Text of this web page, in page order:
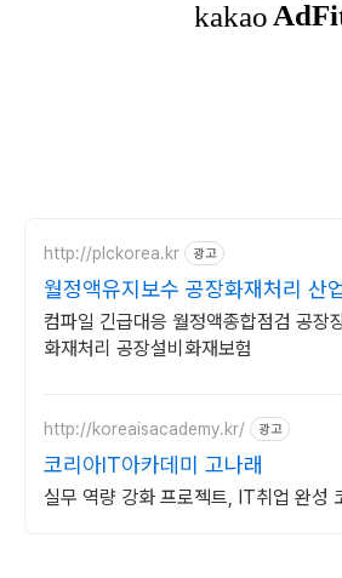
http://plckorea.kr 광고
월정액유지보수 공장화재처리 산
동화 장비판매수리보수
컴파일 긴급대응 월정액종합점검 공장
화재처리 공장설비화재보험
http://koreaisacademy.kr/ 광고
코리아IT아카데미 고나래
실무 역량 강화 프로젝트, IT취업 완성